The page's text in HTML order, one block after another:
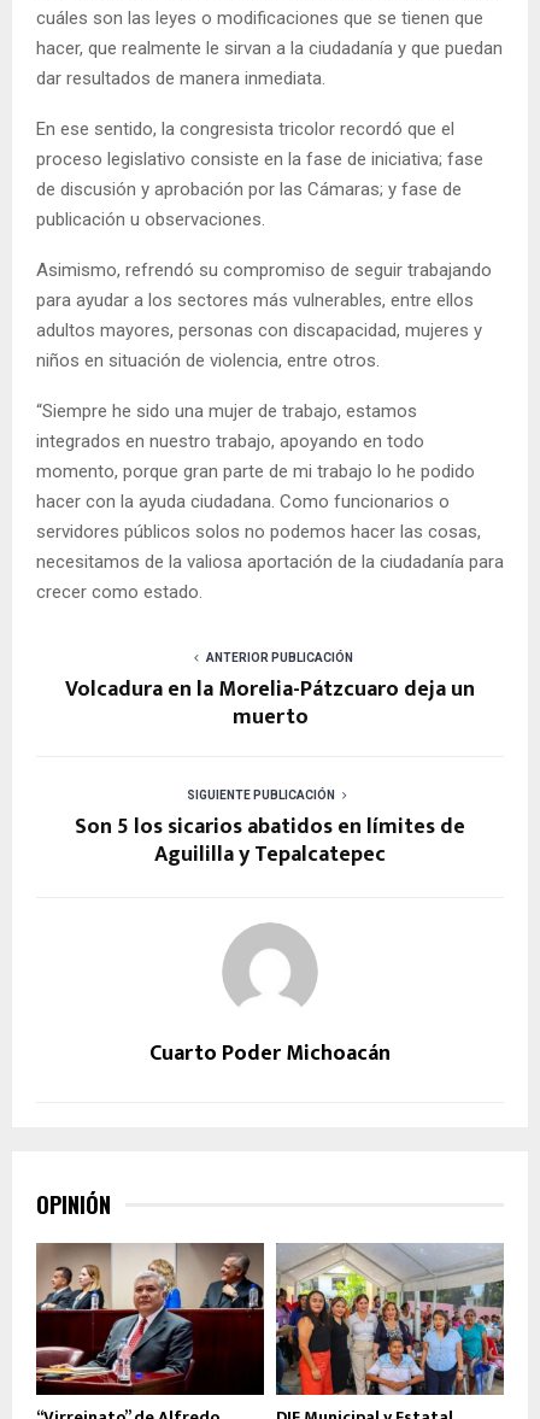
cuáles son las leyes o modificaciones que se tienen que
hacer, que realmente le sirvan a la ciudadanía y que puedan
dar resultados de manera inmediata.
En ese sentido, la congresista tricolor recordó que el
proceso legislativo consiste en la fase de iniciativa; fase
de discusión y aprobación por las Cámaras; y fase de
publicación u observaciones.
Asimismo, refrendó su compromiso de seguir trabajando
para ayudar a los sectores más vulnerables, entre ellos
adultos mayores, personas con discapacidad, mujeres y
niños en situación de violencia, entre otros.
“Siempre he sido una mujer de trabajo, estamos
integrados en nuestro trabajo, apoyando en todo
momento, porque gran parte de mi trabajo lo he podido
hacer con la ayuda ciudadana. Como funcionarios o
servidores públicos solos no podemos hacer las cosas,
necesitamos de la valiosa aportación de la ciudadanía para
crecer como estado.
ANTERIOR PUBLICACIÓN
Volcadura en la Morelia-Pátzcuaro deja un
muerto
SIGUIENTE PUBLICACIÓN
Son 5 los sicarios abatidos en límites de
Aguililla y Tepalcatepec
Cuarto Poder Michoacán
OPINIÓN